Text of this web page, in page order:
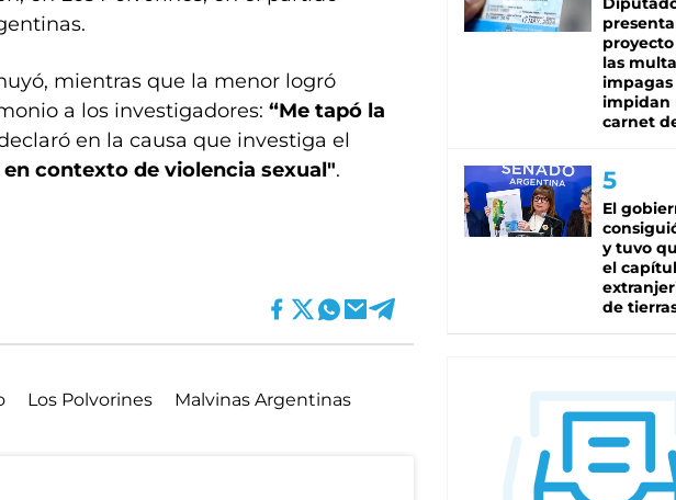
mientras que la menor logró
a los investigadores: “Me tapó la
en la causa que investiga el
contexto de violencia sexual".
Los Polvorines Malvinas Argentinas
las
impagas
impidan
carnet
El
y tuvo
el
de